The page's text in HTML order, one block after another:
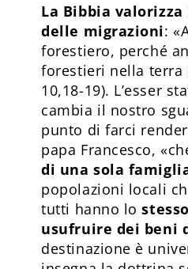
La Bibbia
delle migrazioni:
forestiero, perché
forestieri nella terra
10,18-19). L’esser
cambia il nostro
punto di farci
papa Francesco,
di una sola
popolazioni locali
tutti hanno lo
usufruire dei beni
destinazione è